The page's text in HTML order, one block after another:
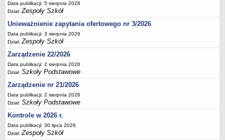
Statut
Majątek
Godziny dyżurów
Ogłoszenia
Zarządzenia
Rejestry, ewidencje, archiwa
Kontrole
PONOWNE WYKORZYSTYWANIE
Sprawozdania
Deklaracja dostępności
DEKLARACJA DOSTĘPNOŚCI
Data publikacji: 5 sierpnia 2026
Dział:Zespoły Szkół
Unieważnienie zapytania ofertowego nr 3/2026
Data publikacji: 3 sierpnia 2026
Dział:Zespoły Szkół
Zarządzenie 22/2026
Data publikacji: 2 sierpnia 2026
Dział:Szkoły Podstawowe
Zarządzenie nr 21/2026
Data publikacji: 2 sierpnia 2026
Dział:Szkoły Podstawowe
Kontrole w 2026 r.
Data publikacji: 30 lipca 2026
Dział:Zespoły Szkół